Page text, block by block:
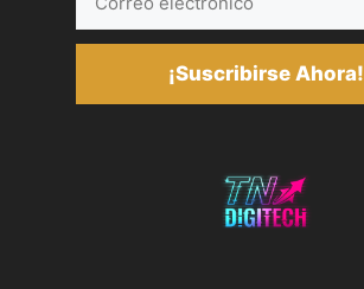
electrónico
¡Suscribirse Ahora!